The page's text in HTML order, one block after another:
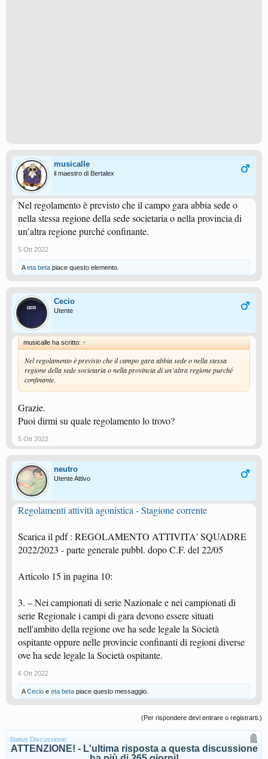
musicalle
il maestro di Bertalex
Nel regolamento è previsto che il campo gara abbia sede o
nella stessa regione della sede societaria o nella provincia di
un’altra regione purché confinante.
5 Ott 2022
Aeta beta piace questo elemento.
Cecio
Utente
musicalle ha scritto: ↑
Nel regolamento è previsto che il campo gara abbia sede o nella stessa
regione della sede societaria o nella provincia di un’altra regione purché
confinante.
Grazie.
Puoi dirmi su quale regolamento lo trovo?
5 Ott 2022
neutro
Utente Attivo
Regolamenti attività agonistica - Stagione corrente
Scarica il pdf : REGOLAMENTO ATTIVITA' SQUADRE
2022/2023 - parte generale pubbl. dopo C.F. del 22/05
Articolo 15 in pagina 10:
3. – Nei campionati di serie Nazionale e nei campionati di
serie Regionale i campi di gara devono essere situati
nell'ambito della regione ove ha sede legale la Società
ospitante oppure nelle provincie confinanti di regioni diverse
ove ha sede legale la Società ospitante.
6 Ott 2022
ACecio e eta beta piace questo messaggio.
(Per rispondere devi entrare o registrarti.)
Status Discussione:
ATTENZIONE! - L'ultima risposta a questa discussione